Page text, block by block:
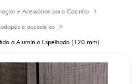
e Acessórios para Cozinha
e acessórios
a Alumínio Espelhado (120 mm)